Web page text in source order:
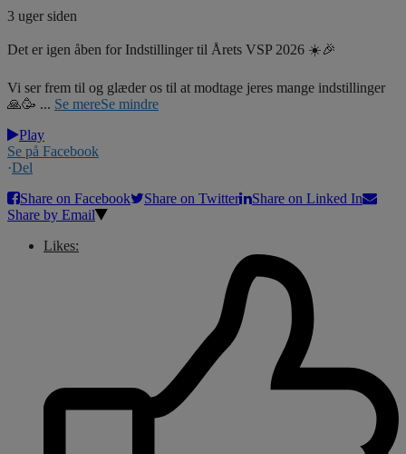
3 uger siden
Det er igen åben for Indstillinger til Årets VSP 2026 ☀️🎉
Vi ser frem til og glæder os til at modtage jeres mange indstillinger
🙏🥳 ... Se mereSe mindre
Play
Se på Facebook
·Del
Share on Facebook
Share on Twitter
Share on Linked In
Share by Email
Likes: